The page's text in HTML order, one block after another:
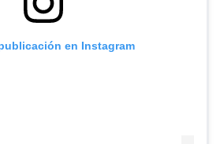
en Instagram